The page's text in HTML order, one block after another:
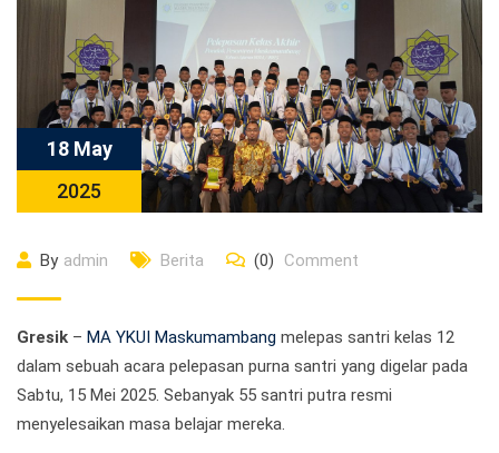
18 May
2025
By admin Berita (0) Comment
Gresik – MA YKUI Maskumambang melepas santri kelas 12
dalam sebuah acara pelepasan purna santri yang digelar pada
Sabtu, 15 Mei 2025. Sebanyak 55 santri putra resmi
menyelesaikan masa belajar mereka.